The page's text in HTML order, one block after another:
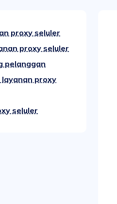
proxy seluler
proxy seluler
pelanggan
proxy
seluler